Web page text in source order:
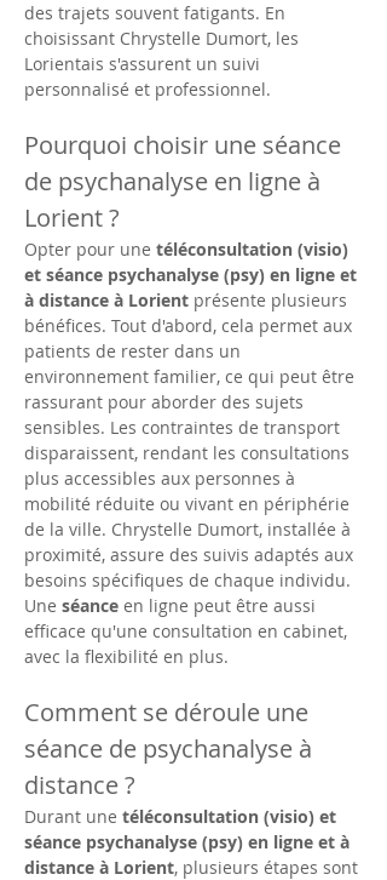
des trajets souvent fatigants. En
choisissant Chrystelle Dumort, les
Lorientais s'assurent un suivi
personnalisé et professionnel.
Pourquoi choisir une séance
de psychanalyse en ligne à
Lorient ?
Opter pour une téléconsultation (visio)
et séance psychanalyse (psy) en ligne et
à distance à Lorient présente plusieurs
bénéfices. Tout d'abord, cela permet aux
patients de rester dans un
environnement familier, ce qui peut être
rassurant pour aborder des sujets
sensibles. Les contraintes de transport
disparaissent, rendant les consultations
plus accessibles aux personnes à
mobilité réduite ou vivant en périphérie
de la ville. Chrystelle Dumort, installée à
proximité, assure des suivis adaptés aux
besoins spécifiques de chaque individu.
Une séance en ligne peut être aussi
efficace qu'une consultation en cabinet,
avec la flexibilité en plus.
Comment se déroule une
séance de psychanalyse à
distance ?
Durant une téléconsultation (visio) et
séance psychanalyse (psy) en ligne et à
distance à Lorient, plusieurs étapes sont